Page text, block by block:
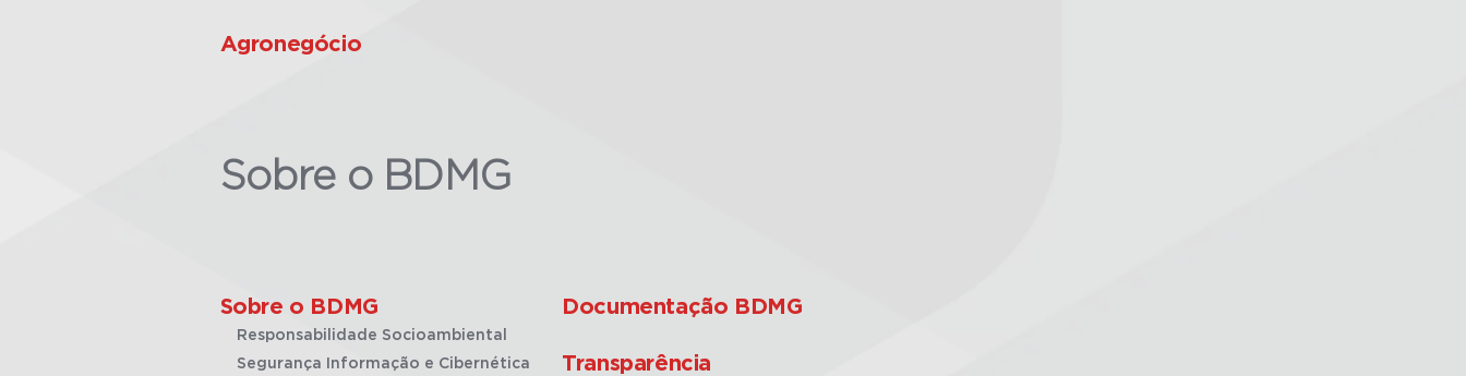
Agronegócio
Sobre o BDMG
Sobre o BDMG
Responsabilidade Socioambiental
Segurança Informação e Cibernética
Documentação BDMG
Transparência